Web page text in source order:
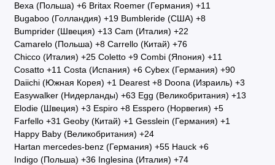
Bexa (Польша) +6 Britax Roemer (Германия) +11
Bugaboo (Голландия) +19 Bumbleride (США) +8
Bumprider (Швеция) +13 Cam (Италия) +22
Camarelo (Польша) +8 Carrello (Китай) +76
Chicco (Италия) +25 Coletto +9 Combi (Япония) +11
Cosatto +11 Costa (Испания) +6 Cybex (Германия) +90
Daiichi (Южная Корея) +1 Dearest +8 Doona (Израиль) +3
Easywalker (Нидерланды) +63 Egg (Великобритания) +13
Elodie (Швеция) +3 Espiro +8 Esspero (Норвегия) +5
Farfello +31 Geoby (Китай) +1 Gesslein (Германия) +1
Happy Baby (Великобритания) +24
Hartan mercedes-benz (Германия) +55 Hauck +6
Indigo (Польша) +36 Inglesina (Италия) +74